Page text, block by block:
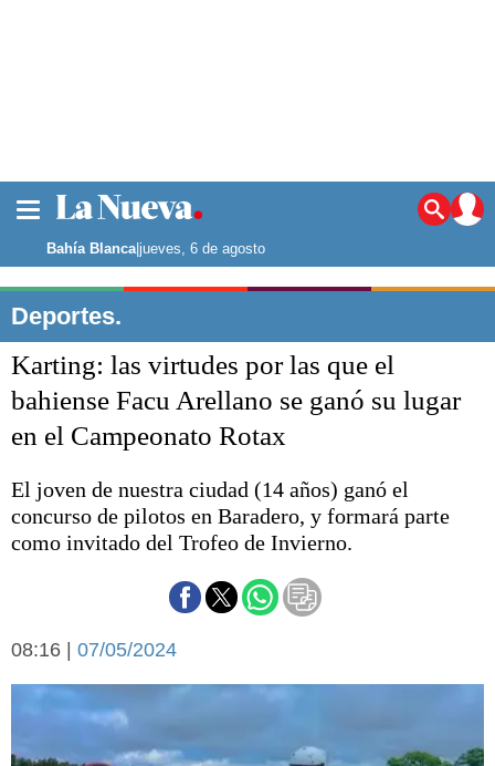
Noticias
La ciudad
Punta Alta
El mundo
Seguridad
Escenario Olímpico
Liga del Sur
Básquetbol
Fútbol
Aplausos
Economía y campo
Con el campo
Sociedad y tiempo
Sociedad
Bahía Blanca|jueves, 6 de agosto
Deportes.
Karting: las virtudes por las que el
bahiense Facu Arellano se ganó su lugar
en el Campeonato Rotax
El joven de nuestra ciudad (14 años) ganó el
concurso de pilotos en Baradero, y formará parte
como invitado del Trofeo de Invierno.
08:16 | 07/05/2024